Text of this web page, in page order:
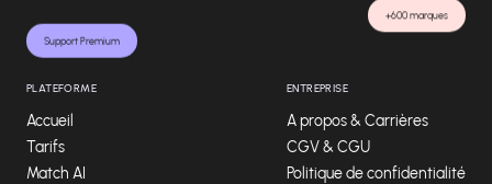
Support Premium
+600 marques
PLATEFORME
Accueil
Tarifs
Match AI
ENTREPRISE
A propos & Carrières
CGV & CGU
Politique de confidentialité